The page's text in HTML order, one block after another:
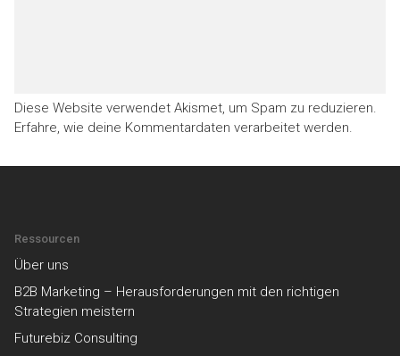
Diese Website verwendet Akismet, um Spam zu reduzieren.
Erfahre, wie deine Kommentardaten verarbeitet werden.
Ressourcen
Über uns
B2B Marketing – Herausforderungen mit den richtigen
Strategien meistern
Futurebiz Consulting